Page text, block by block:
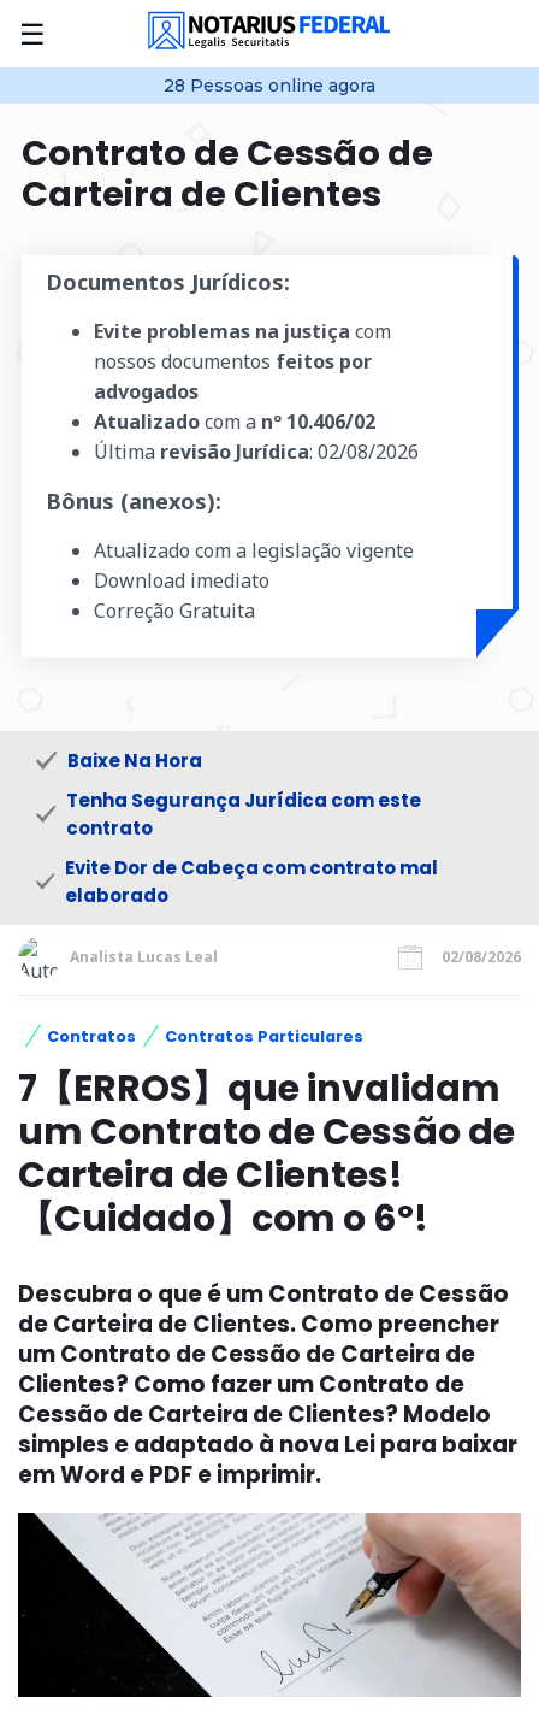
☰
28 Pessoas online agora
Contrato de Cessão de
Carteira de Clientes
Documentos Jurídicos:
Evite problemas na justiça com
nossos documentos feitos por
advogados
Atualizadocom a nº 10.406/02
Última revisão Jurídica: 02/08/2026
Bônus (anexos):
Atualizado com a legislação vigente
Download imediato
Correção Gratuita
Baixe Na Hora
Tenha Segurança Jurídica com este
contrato
Evite Dor de Cabeça com contrato mal
elaborado
Analista Lucas Leal 02/08/2026
Contratos Contratos Particulares
7【ERROS】 que invalidam
um Contrato de Cessão de
Carteira de Clientes!
【Cuidado】com o 6º!
Descubra o que é um Contrato de Cessão
de Carteira de Clientes. Como preencher
um Contrato de Cessão de Carteira de
Clientes? Como fazer um Contrato de
Cessão de Carteira de Clientes? Modelo
simples e adaptado à nova Lei para baixar
em Word e PDF e imprimir.